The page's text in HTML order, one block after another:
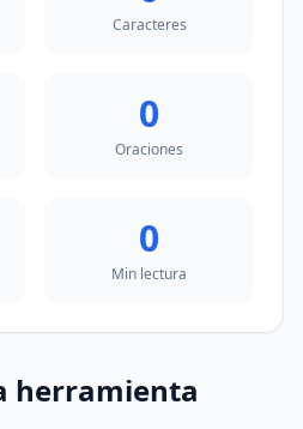
Caracteres
0
Oraciones
0
Min lectura
herramienta